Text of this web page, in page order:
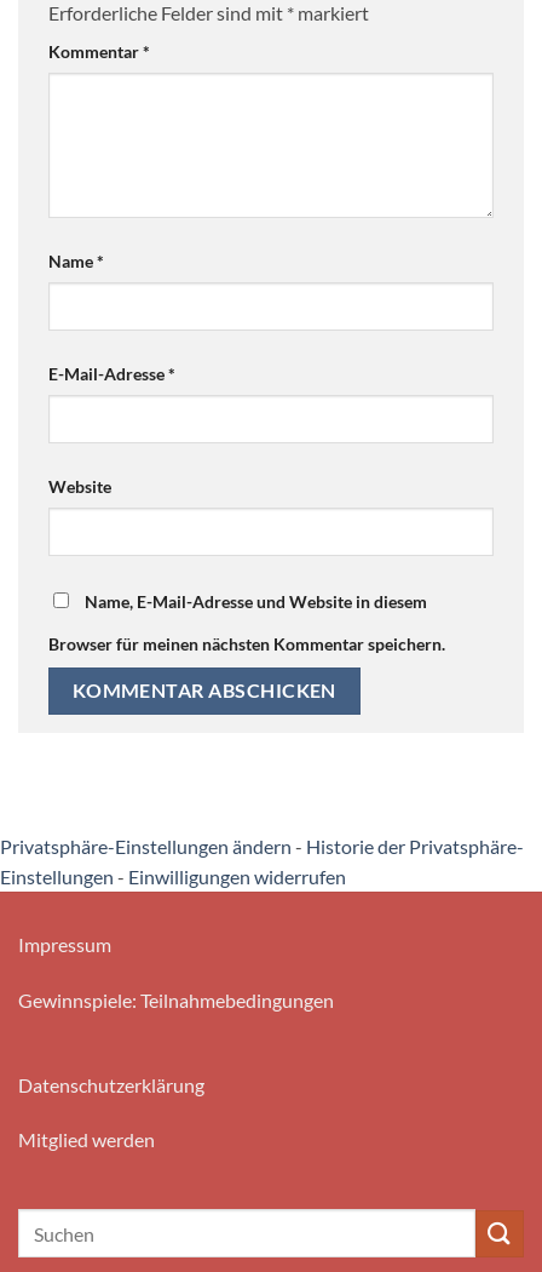
Erforderliche Felder sind mit * markiert
Kommentar*
Name*
E-Mail-Adresse*
Website
Name, E-Mail-Adresse und Website in diesem
Browser für meinen nächsten Kommentar speichern.
Privatsphäre-Einstellungen ändern - Historie der Privatsphäre-
Einstellungen - Einwilligungen widerrufen
Impressum
Gewinnspiele: Teilnahmebedingungen
Datenschutzerklärung
Mitglied werden